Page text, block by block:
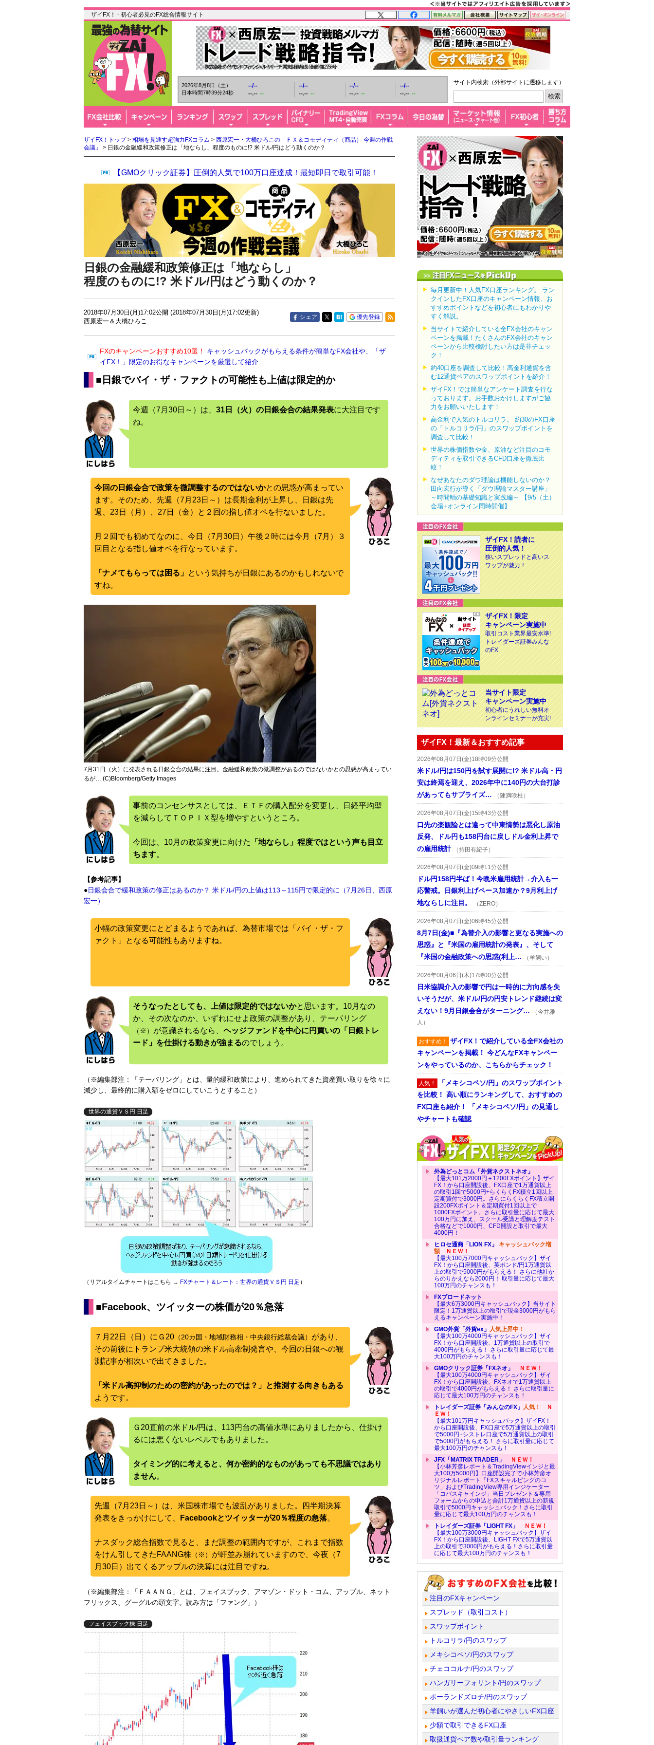
ザイFX！ - 初心者必見のFX総合情報サイト
2026年8月8日（土）
日本時間7時39分26秒
--/--
--.-- --
--/--
--.-- --
--/--
--.-- --
--/--
--.-- --
サイト内検索（外部サイトに遷移します）
ザイFX！トップ> 相場を見通す超強力FXコラム > 西原宏一・大橋ひろこの「ＦＸ＆コモディティ（商品） 今週の作戦
会議」
> 日銀の金融緩和政策修正は「地ならし」程度のものに!? 米ドル/円はどう動くのか？
【GMOクリック証券】圧倒的人気で100万口座達成！最短即日で取引可能！
日銀の金融緩和政策修正は「地ならし」
程度のものに!? 米ドル/円はどう動くのか？
2018年07月30日(月)17:02公開 (2018年07月30日(月)17:02更新)
西原宏一＆大橋ひろこ
シェア 優先登録
FXのキャンペーンおすすめ10選！
キャッシュバックがもらえる条件が簡単なFX会社や、「ザ
イFX！」限定のお得なキャンペーンを厳選して紹介
■日銀でバイ・ザ・ファクトの可能性も上値は限定的か
今週（7月30日～）は、 31日（火）の日銀会合の結果発表に大注目です
ね。
今回の日銀会合で政策を微調整するのではないかとの思惑が高まってい
ます。そのため、先週（7月23日～）は長期金利が上昇し、日銀は先
週、23日（月）、27日（金）と２回の指し値オペを行ないました。
月２回でも初めてなのに、今日（7月30日）午後２時には今月（7月）３
回目となる指し値オペを行なっています。
「ナメてもらっては困る」 という気持ちが日銀にあるのかもしれないで
すね。
7月31日（火）に発表される日銀会合の結果に注目。金融緩和政策の微調整があるのではないかとの思惑が高まってい
るが… (C)Bloomberg/Getty Images
事前のコンセンサスとしては、ＥＴＦの購入配分を変更し、日経平均型
を減らしてＴＯＰＩＸ型を増やすというところ。
今回は、10月の政策変更に向けた
「地ならし」程度ではという声も目立
ちます。
【参考記事】
●日銀会合で緩和政策の修正はあるのか？ 米ドル/円の上値は113～115円で限定的に（7月26日、西原
宏一）
小幅の政策変更にとどまるようであれば、為替市場では「バイ・ザ・フ
ァクト」となる可能性もありますね。
そうなったとしても、上値は限定的ではないかと思います。10月なの
か、その次なのか、いずれにせよ政策の調整があり、テーパリング
（※） が意識されるなら、 ヘッジファンドを中心に円買いの「日銀トレ
ード」を仕掛ける動きが強まるのでしょう。
（※編集部注：「テーパリング」とは、量的緩和政策により、進められてきた資産買い取りを徐々に
減少し、最終的に購入額をゼロにしていこうとすること）
世界の通貨ＶＳ円 日足
（リアルタイムチャートはこちら → FXチャート＆レート：世界の通貨ＶＳ円 日足 ）
■Facebook、ツイッターの株価が20％急落
７月22日（日）にＧ20 （20カ国・地域財務相・中央銀行総裁会議） があり、
その前後にトランプ米大統領の米ドル高牽制発言や、今回の日銀への観
測記事が相次いで出てきました。
「米ドル高抑制のための密約があったのでは？」と推測する向きもある
ようです。
Ｇ20直前の米ドル/円は、113円台の高値水準にありましたから、仕掛け
るには悪くないレベルでもありました。
タイミング的に考えると、何か密約的なものがあっても不思議ではあり
ません。
先週（7月23日～）は、米国株市場でも波乱がありました。四半期決算
発表をきっかけにして、
Facebookとツイッターが20％程度の急落。
ナスダック総合指数で見ると、まだ調整の範囲内ですが、これまで指数
をけん引してきたFAANG株 （※） が軒並み崩れていますので、今夜（7
月30日）出てくるアップルの決算には注目ですね。
（※編集部注：「ＦＡＡＮＧ」とは、フェイスブック、アマゾン・ドット・コム、アップル、ネット
フリックス、グーグルの頭文字。読み方は「ファング」）
フェイスブック株 日足
毎月更新中！人気FX口座ランキング。 ラン
クインしたFX口座のキャンペーン情報、お
すすめポイントなどを初心者にもわかりや
すく解説。
当サイトで紹介している全FX会社のキャン
ペーンを掲載！たくさんのFX会社のキャン
ペーンから比較検討したい方は是非チェッ
ク！
約40口座を調査して比較！高金利通貨を含
む12通貨ペアのスワップポイントを紹介！
ザイFX！では簡単なアンケート調査を行な
っております。お手数おかけしますがご協
力をお願いいたします！
高金利で人気のトルコリラ。 約30のFX口座
の「トルコリラ/円」のスワップポイントを
調査して比較！
世界の株価指数や金、原油など注目のコモ
ディティを取引できるCFD口座を徹底比
較！
なぜあなたのダウ理論は機能しないのか？
田向宏行が導く「ダウ理論マスター講座」
～時間軸の基礎知識と実践編～ 【9/5（土）
会場+オンライン同時開催】
ザイFX！読者に
圧倒的人気！
狭いスプレッドと高いス
ワップが魅力！
ザイFX！限定
キャンペーン実施中
取引コスト業界最安水準!
トレイダーズ証券みんな
のFX
当サイト限定
キャンペーン実施中
初心者にうれしい無料オ
ンラインセミナーが充実!
ザイFX！最新＆おすすめ記事
2026年08月07日(金)18時09分公開
米ドル/円は150円を試す展開に!? 米ドル高・円
安は終焉を迎え、2026年中に140円の大台打診
があってもサプライズ…
（陳満咲杜）
2026年08月07日(金)15時43分公開
口先の楽観論とは違って中東情勢は悪化し原油
反発、ドル円も158円台に戻しドル金利上昇で
の雇用統計
（持田有紀子）
2026年08月07日(金)09時11分公開
ドル円158円半ば！今晩米雇用統計→介入も一
応警戒。日銀利上げペース加速か？9月利上げ
地ならしに注目。
（ZERO）
2026年08月07日(金)06時45分公開
8月7日(金)■『為替介入の影響と更なる実施への
思惑』と『米国の雇用統計の発表』、そして
『米国の金融政策への思惑(利上…
（羊飼い）
2026年08月06日(木)17時00分公開
日米協調介入の影響で円は一時的に方向感を失
いそうだが、米ドル/円の円安トレンド継続は変
えない！9月日銀会合がターニング…
（今井雅
人）
おすすめ！ ザイFX！で紹介している全FX会社の
キャンペーンを掲載！ 今どんなFXキャンペー
ンをやっているのか、こちらからチェック！
人気！ 「メキシコペソ/円」のスワップポイント
を比較！ 高い順にランキングして、おすすめの
FX口座も紹介！ 「メキシコペソ/円」の見通し
やチャートも確認
外為どっとコム「外貨ネクストネオ」
【最大101万2000円＋1200FXポイント】ザイ
FX！から口座開設後、FX口座で1万通貨以上
の取引1回で5000円+らくらくFX積立1回以上
定期買付で3000円。さらにらくらくFX積立開
設200FXポイント＆定期買付1回以上で
1000FXポイント。さらに取引量に応じて最大
100万円に加え、スクール受講と理解度テスト
合格などで1000円、CFD開設と取引で最大
4000円！
ヒロセ通商「LION FX」 キャッシュバック増
額ＮＥＷ！
【最大100万7000円キャッシュバック】ザイ
FX！から口座開設後、英ポンド/円1万通貨以
上の取引で5000円がもらえる！ さらに他社か
らのりかえなら2000円！ 取引量に応じて最大
100万円のチャンスも！
FXブロードネット
【最大6万3000円キャッシュバック】当サイト
限定！1万通貨以上の取引で現金3000円がもら
えるキャンペーン実施中！
GMO外貨「外貨ex」 人気上昇中！
【最大100万4000円キャッシュバック】ザイ
FX！から口座開設後、1万通貨以上の取引で
4000円がもらえる！ さらに取引量に応じて最
大100万円のチャンスも！
GMOクリック証券「FXネオ」
ＮＥＷ！
【最大100万4000円キャッシュバック】ザイ
FX！から口座開設後、FXネオで1万通貨以上
の取引で4000円がもらえる！ さらに取引量に
応じて最大100万円のチャンスも！
トレイダーズ証券「みんなのFX」 人気！
Ｎ
ＥＷ！
【最大101万円キャッシュバック】ザイFX！
から口座開設後、FX口座で5万通貨以上の取引
で5000円+シストレ口座で5万通貨以上の取引
で5000円がもらえる！ さらに取引量に応じて
最大100万円のチャンスも！
JFX「MATRIX TRADER」
ＮＥＷ！
【小林芳彦レポート＆TradingViewインジと最
大100万5000円】口座開設完了で小林芳彦オ
リジナルレポート「FXスキャルピングのコ
ツ」およびTradingView専用インジケーター
「コバスキャインジ」当日プレゼント＆専用
フォームからの申込と合計1万通貨以上の新規
取引で5000円キャッシュバック！さらに取引
量に応じて最大100万円のチャンスも！
トレイダーズ証券「LIGHT FX」
ＮＥＷ！
【最大100万3000円キャッシュバック】ザイ
FX！から口座開設後、LIGHT FXで5万通貨以
上の取引で3000円がもらえる！さらに取引量
に応じて最大100万円のチャンスも！
注目のFXキャンペーン
スプレッド（取引コスト）
スワップポイント
トルコリラ/円のスワップ
メキシコペソ/円のスワップ
チェココルナ/円のスワップ
ハンガリーフォリント/円のスワップ
ポーランドズロチ/円のスワップ
羊飼いが選んだ初心者にやさしいFX口座
少額で取引できるFX口座
取扱通貨ペア数や取引量ランキング